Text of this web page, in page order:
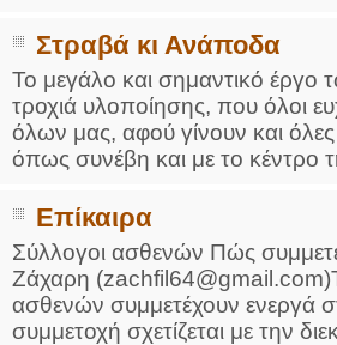
Στραβά κι Ανάποδα
To μεγάλο και σημαντικό έργο
τροχιά υλοποίησης, που όλοι
όλων μας, αφού γίνουν και όλες
όπως συνέβη και με το
Επίκαιρα
Σύλλογοι ασθενών Πώς
Ζάχαρη
ασθενών συμμετέχουν ενεργά
συμμετοχή σχετίζεται με την